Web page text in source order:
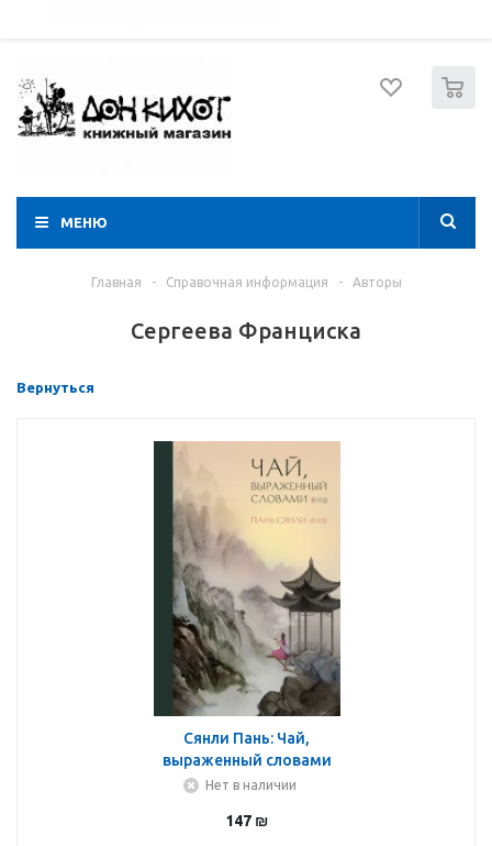
МЕНЮ
Главная - Справочная информация - Авторы
Сергеева Франциска
Вернуться
Сянли Пань: Чай,
выраженный словами
Нет в наличии
147 ₪